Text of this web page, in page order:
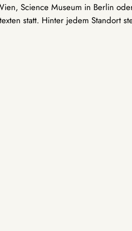
Science Museum in Berlin
statt. Hinter jedem Standort